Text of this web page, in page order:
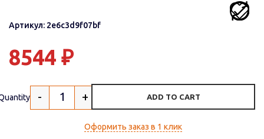
Артикул: 2e6c3d9f07bf
8544 ₽
- + ADD TO CART
Оформить заказ в 1 клик